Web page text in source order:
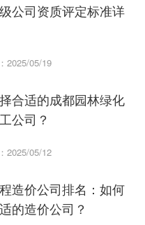
公司资质评定标准详
2025/05/19
合适的成都园林绿化
公司？
2025/05/12
造价公司排名：如何
的造价公司？